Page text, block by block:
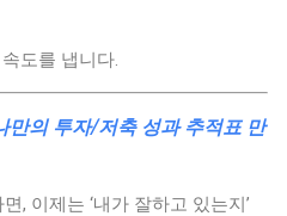
도를 냅니다.
만의 투자/저축 성과 추적표 만
, 이제는 ‘내가 잘하고 있는지’